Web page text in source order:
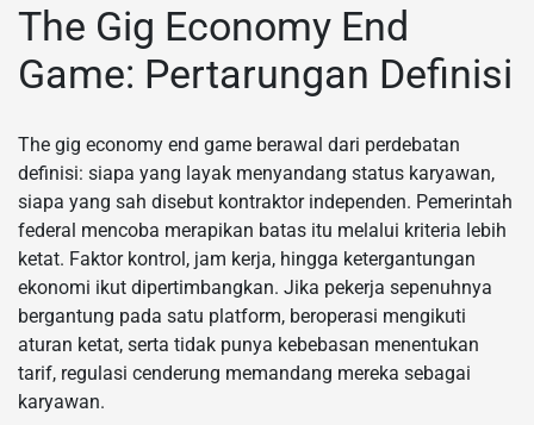
The Gig Economy End
Game: Pertarungan Definisi
The gig economy end game berawal dari perdebatan
definisi: siapa yang layak menyandang status karyawan,
siapa yang sah disebut kontraktor independen. Pemerintah
federal mencoba merapikan batas itu melalui kriteria lebih
ketat. Faktor kontrol, jam kerja, hingga ketergantungan
ekonomi ikut dipertimbangkan. Jika pekerja sepenuhnya
bergantung pada satu platform, beroperasi mengikuti
aturan ketat, serta tidak punya kebebasan menentukan
tarif, regulasi cenderung memandang mereka sebagai
karyawan.